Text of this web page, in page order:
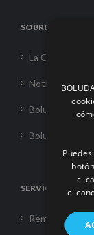
SOBRE
La Corporación
Noticias
Boluda Towage
Boluda Shipping
SERVICIOS
Remolque